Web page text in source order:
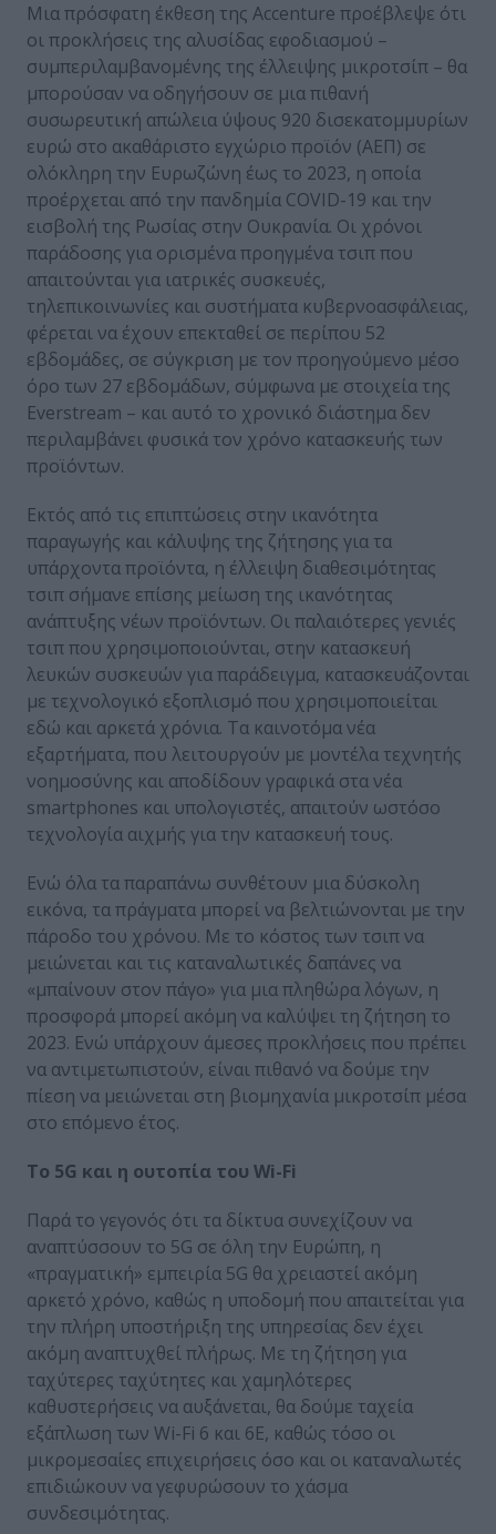
Μια πρόσφατη έκθεση της Accenture προέβλεψε ότι
οι προκλήσεις της αλυσίδας εφοδιασμού –
συμπεριλαμβανομένης της έλλειψης μικροτσίπ – θα
μπορούσαν να οδηγήσουν σε μια πιθανή
συσωρευτική απώλεια ύψους 920 δισεκατομμυρίων
ευρώ στο ακαθάριστο εγχώριο προϊόν (ΑΕΠ) σε
ολόκληρη την Ευρωζώνη έως το 2023, η οποία
προέρχεται από την πανδημία COVID-19 και την
εισβολή της Ρωσίας στην Ουκρανία. Οι χρόνοι
παράδοσης για ορισμένα προηγμένα τσιπ που
απαιτούνται για ιατρικές συσκευές,
τηλεπικοινωνίες και συστήματα κυβερνοασφάλειας,
φέρεται να έχουν επεκταθεί σε περίπου 52
εβδομάδες, σε σύγκριση με τον προηγούμενο μέσο
όρο των 27 εβδομάδων, σύμφωνα με στοιχεία της
Everstream – και αυτό το χρονικό διάστημα δεν
περιλαμβάνει φυσικά τον χρόνο κατασκευής των
προϊόντων.
Εκτός από τις επιπτώσεις στην ικανότητα
παραγωγής και κάλυψης της ζήτησης για τα
υπάρχοντα προϊόντα, η έλλειψη διαθεσιμότητας
τσιπ σήμανε επίσης μείωση της ικανότητας
ανάπτυξης νέων προϊόντων. Οι παλαιότερες γενιές
τσιπ που χρησιμοποιούνται, στην κατασκευή
λευκών συσκευών για παράδειγμα, κατασκευάζονται
με τεχνολογικό εξοπλισμό που χρησιμοποιείται
εδώ και αρκετά χρόνια. Τα καινοτόμα νέα
εξαρτήματα, που λειτουργούν με μοντέλα τεχνητής
νοημοσύνης και αποδίδουν γραφικά στα νέα
smartphones και υπολογιστές, απαιτούν ωστόσο
τεχνολογία αιχμής για την κατασκευή τους.
Ενώ όλα τα παραπάνω συνθέτουν μια δύσκολη
εικόνα, τα πράγματα μπορεί να βελτιώνονται με την
πάροδο του χρόνου. Με το κόστος των τσιπ να
μειώνεται και τις καταναλωτικές δαπάνες να
«μπαίνουν στον πάγο» για μια πληθώρα λόγων, η
προσφορά μπορεί ακόμη να καλύψει τη ζήτηση το
2023. Ενώ υπάρχουν άμεσες προκλήσεις που πρέπει
να αντιμετωπιστούν, είναι πιθανό να δούμε την
πίεση να μειώνεται στη βιομηχανία μικροτσίπ μέσα
στο επόμενο έτος.
Το 5G και η ουτοπία του Wi-Fi
Παρά το γεγονός ότι τα δίκτυα συνεχίζουν να
αναπτύσσουν το 5G σε όλη την Ευρώπη, η
«πραγματική» εμπειρία 5G θα χρειαστεί ακόμη
αρκετό χρόνο, καθώς η υποδομή που απαιτείται για
την πλήρη υποστήριξη της υπηρεσίας δεν έχει
ακόμη αναπτυχθεί πλήρως. Με τη ζήτηση για
ταχύτερες ταχύτητες και χαμηλότερες
καθυστερήσεις να αυξάνεται, θα δούμε ταχεία
εξάπλωση των Wi-Fi 6 και 6E, καθώς τόσο οι
μικρομεσαίες επιχειρήσεις όσο και οι καταναλωτές
επιδιώκουν να γεφυρώσουν το χάσμα
συνδεσιμότητας.